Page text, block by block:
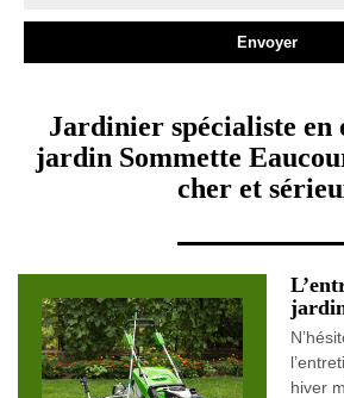
Jardinier spécialiste en
jardin Sommette
cher et
hiver